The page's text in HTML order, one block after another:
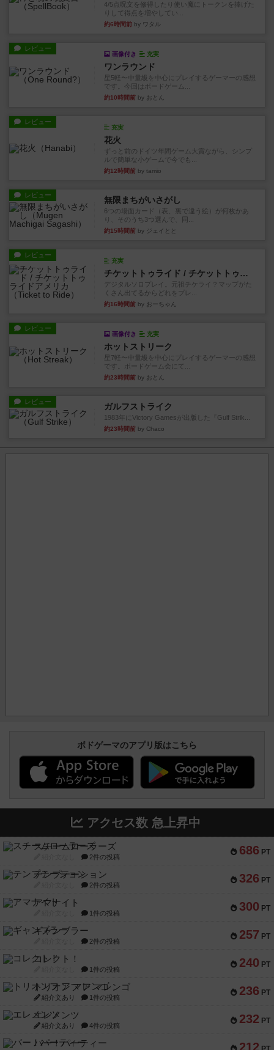
4/5点呪文を修得したり使い魔にトークンを捧げた
りして得点を増やしてい...
約6時間前 by ワタル
レビュー
画像付き 充実
ワンラウンド
星5軽〜中量級を中心にプレイするゲーマーの感想
です。今回はボードゲーム...
約10時間前 by おとん
レビュー
充実
花火
ずっと前のドイツ年間ゲーム大賞ながら、シンプ
ルで簡単な小ゲームで今でも...
約12時間前 by tamio
レビュー 無限まちがいさがし
6つの場面カード（表、裏で違う絵）が何枚かあ
り、そのうち3つ選んで、同...
約15時間前 by ジェイとと
レビュー
充実
チケットトゥライド / チケットトゥライドアメリカ
デジタルソロプレイ。元祖チケライ？マップがた
くさん出てるからどれをプレ...
約16時間前 by おーちゃん
レビュー
画像付き 充実
ホットストリーク
星7軽〜中量級を中心にプレイするゲーマーの感想
です。ボードゲーム会にて...
約23時間前 by おとん
レビュー ガルフストライク
1983年にVictory Gamesが出版した『Gulf Strik...
約23時間前 by Chaco
ボドゲーマのアプリ版はこちら
アクセス数 急上昇中
686 PT
スチームローラーズ
2件の投稿
326 PT
テンプテーション
2件の投稿
300 PT
アマナイト
1件の投稿
257 PT
ギャンブラー
2件の投稿
240 PT
コレクト！
1件の投稿
236 PT
トリオンフ ア マレンゴ
紹介文あり 1件の投稿
232 PT
エレメンツ
紹介文あり 4件の投稿
212
バー！パーティー